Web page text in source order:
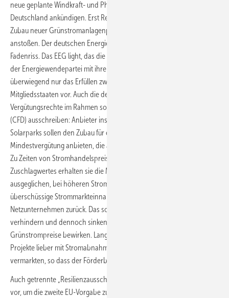
neue geplante Windkraft- und Photovoltaik-Kapazitäten in
Deutschland ankündigen. Erst Recht kann sie dann vorerst keinen
Zubau neuer Grünstromanlagenprojekten durch Zuschläge mehr
anstoßen. Der deutschen Energiewende droht der sprichwörtliche
Fadenriss. Das EEG light, das die obersten deutschen Parlamentarier
der Energiewendepartei mit ihrem Antrag anvisieren, sieht
überwiegend nur das Erfüllen zweier EU-Vorgaben für die
Mitgliedsstaaten vor. Auch die deutsche BNetzA soll künftig
Vergütungsrechte im Rahmen sogenannter Contracts for Difference
(CFD) ausschreiben: Anbieter insbesondere von Wind- und
Solarparks sollen den Zubau für eine noch knapp rentable
Mindestvergütung anbieten, die auch die Maximalvergütung sein wird.
Zu Zeiten von Stromhandelspreisen unterhalb des CFD-
Zuschlagwertes erhalten sie die Mindereinnahmen durch Zuschuss
ausgeglichen, bei höheren Stromhandelspreisen geben sie
überschüssige Strommarkteinnahmen an den Staat oder die
Netzunternehmen zurück. Das soll spekulative Ausschreibungsgebote
verhindern und dennoch sinkende wettbewerbsfähige
Grünstrompreise bewirken. Langfristig sollen die Projektierenden die
Projekte lieber mit Stromabnahmeverträgen an Unternehmen
vermarkten, so dass der Förderbedarf entfällt.
Auch getrennte „Resilienzausschreibungen“ sieht der Grünenentwurf
vor, um die zweite EU-Vorgabe zu erfüllen: Diese